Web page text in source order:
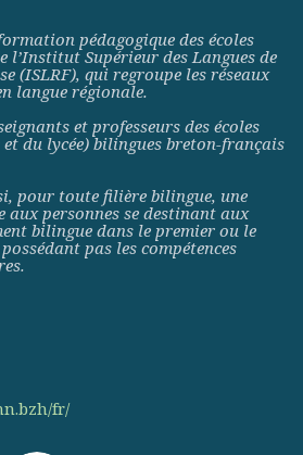
pédagogique des écoles
l’Institut Supérieur des Langues de
(ISLRF), qui regroupe les réseaux
langue régionale.
et professeurs des écoles
et du lycée) bilingues breton-français
pour toute filière bilingue, une
personnes se destinant aux
bilingue dans le premier ou le
pas les compétences
fr/